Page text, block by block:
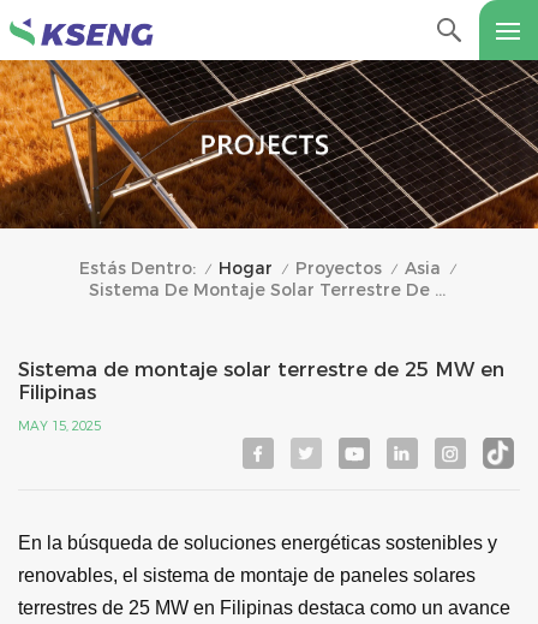
Estás Dentro: / Hogar / Proyectos / Asia /
Sistema De Montaje Solar Terrestre De 25 MW En Filipinas
Sistema de montaje solar terrestre de 25 MW en
Filipinas
MAY 15, 2025
En la búsqueda de soluciones energéticas sostenibles y
renovables, el sistema de montaje de paneles solares
terrestres de 25 MW en Filipinas destaca como un avance